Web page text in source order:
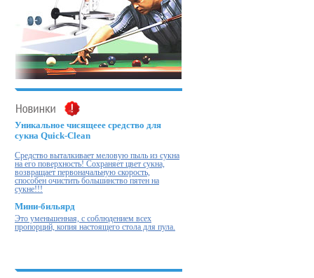
Уникальное чисящеее средство для
сукна Quick-Clean
Cредство выталкивает меловую пыль из сукна
на его поверхность! Cохраняет цвет сукна,
возвращает первоначальную скорость,
способен очистить большинство пятен на
сукне!!!
Мини-бильярд
Это уменьшенная, с соблюдением всех
пропорций, копия настоящего стола для пула.